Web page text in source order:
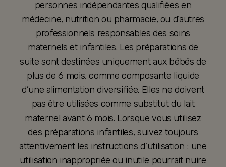
personnes indépendantes qualifiées en
médecine, nutrition ou pharmacie, ou d’autres
professionnels responsables des soins
maternels et infantiles. Les préparations de
suite sont destinées uniquement aux bébés de
plus de 6 mois, comme composante liquide
d’une alimentation diversifiée. Elles ne doivent
pas être utilisées comme substitut du lait
maternel avant 6 mois. Lorsque vous utilisez
des préparations infantiles, suivez toujours
attentivement les instructions d’utilisation : une
utilisation inappropriée ou inutile pourrait nuire